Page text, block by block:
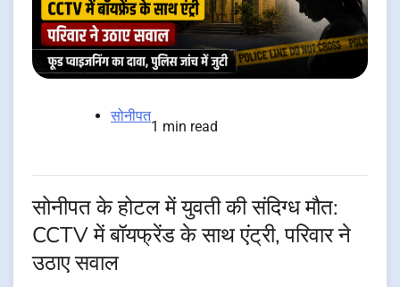
सोनीपत
1 min read
सोनीपत के होटल में युवती की संदिग्ध मौत:
CCTV में बॉयफ्रेंड के साथ एंट्री, परिवार ने
उठाए सवाल